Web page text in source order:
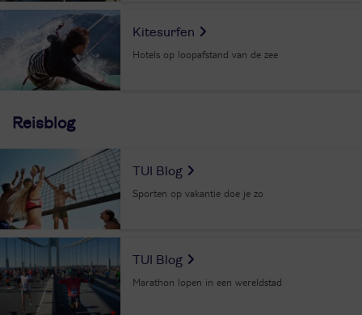
Kitesurfen
Hotels op loopafstand van de zee
Reisblog
TUI Blog
Sporten op vakantie doe je zo
TUI Blog
Marathon lopen in een wereldstad